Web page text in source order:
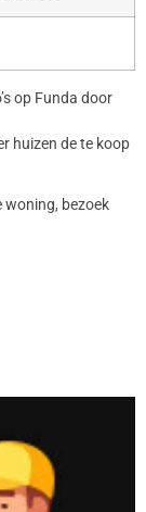
op Funda door
huizen de te koop
woning, bezoek